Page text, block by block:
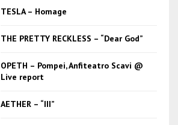
fTESLA – Homage
THE PRETTY RECKLESS – “Dear God”
OPETH – Pompei, Anfiteatro Scavi @
Live report
AETHER – “III”